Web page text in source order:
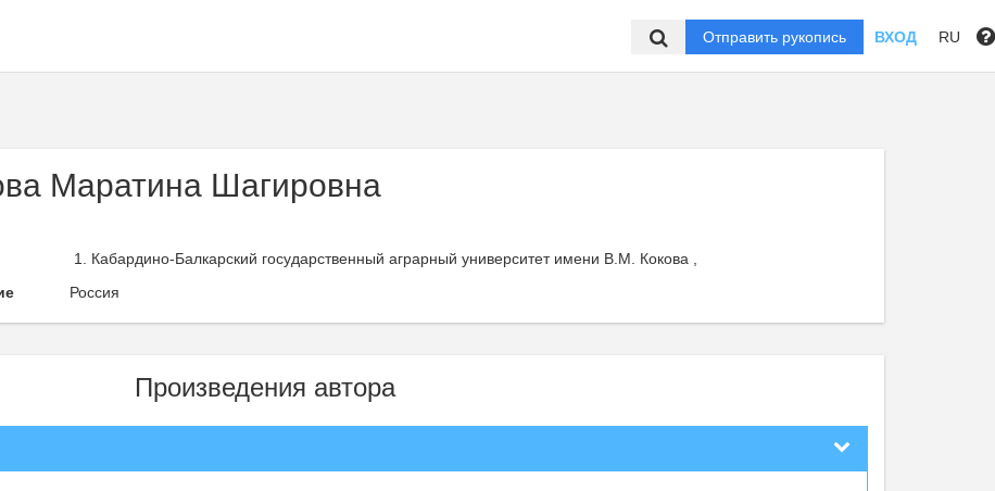
Отправить рукопись ВХОД RU
Маратина Шагировна
Кабардино-Балкарский государственный аграрный университет имени В.М. Кокова ,
Россия
Произведения автора